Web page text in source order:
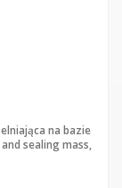
na bazie
sealing mass,